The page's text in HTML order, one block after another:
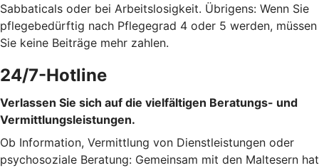
Sabbaticals oder bei Arbeitslosigkeit. Übrigens: Wenn Sie
pflegebedürftig nach Pflegegrad 4 oder 5 werden, müssen
Sie keine Beiträge mehr zahlen.
24/7-Hotline
Verlassen Sie sich auf die vielfältigen Beratungs- und
Vermittlungsleistungen.
Ob Information, Vermittlung von Dienstleistungen oder
psychosoziale Beratung: Gemeinsam mit den Maltesern hat